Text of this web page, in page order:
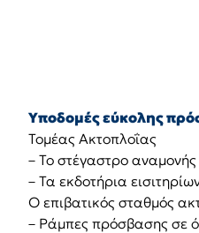
Υποδομές εύκολης
Τομέας Ακτοπλοΐας
– Το στέγαστρο
– Τα εκδοτήρια
Ο επιβατικός σταθμός
– Ράμπες πρόσβασης σε